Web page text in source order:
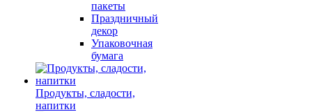
пакеты
Праздничный
декор
Упаковочная
бумага
Продукты, сладости,
напитки